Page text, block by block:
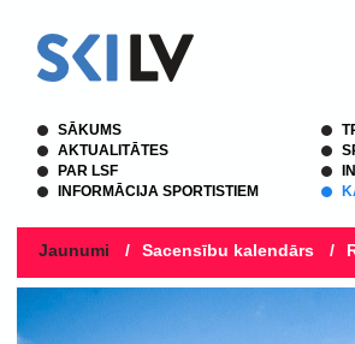
SĀKUMS
AKTUALITĀTES
PAR LSF
INFORMĀCIJA SPORTISTIEM
Jaunumi / Sacensību kalendārs /